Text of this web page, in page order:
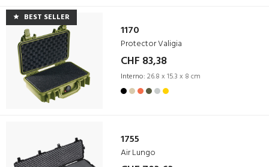
BEST SELLER
1170
Protector Valigia
CHF 83,38
Interno: 26.8 x 15.3 x 8 cm
1755
Air Lungo